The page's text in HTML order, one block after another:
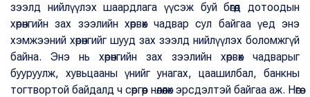
зээлд нийлүүлэх шаардлага үүсэж буй бөгөөд дотоодын
хөрөнгийн зах зээлийн хөрвөх чадвар сул байгаа үед энэ
хэмжээний хөрөнгийг шууд зах зээлд нийлүүлэх боломжгүй
байна. Энэ нь хөрөнгийн зах зээлийн хөрвөх чадварыг
бууруулж, хувьцааны үнийг унагах, цаашилбал, банкны
тогтвортой байдалд ч сөргөөр нөлөөлөх эрсдэлтэй байгаа аж. Нөгөө